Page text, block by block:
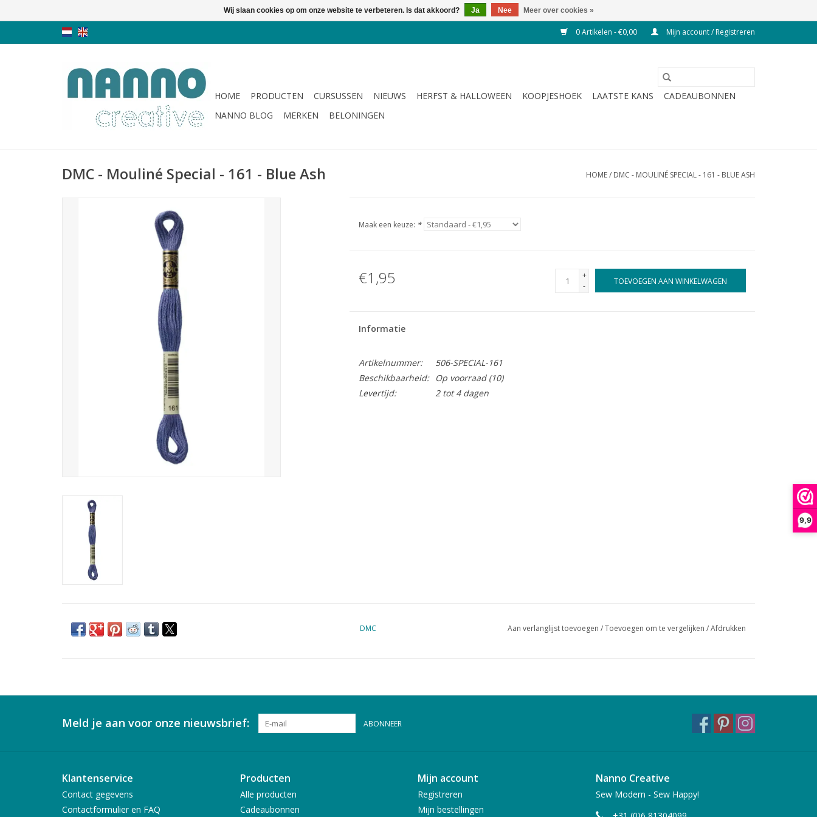
9,9
0 Artikelen - €0,00 Mijn account / Registreren
HOME PRODUCTEN CURSUSSEN NIEUWS HERFST & HALLOWEEN KOOPJESHOEK LAATSTE KANS
CADEAUBONNEN
NANNO BLOG
MERKEN BELONINGEN
DMC - Mouliné Special - 161 - Blue Ash HOME/ DMC - MOULINÉ SPECIAL - 161 - BLUE ASH
Maak een keuze: *
€1,95
+
-
TOEVOEGEN AAN WINKELWAGEN
Informatie
Artikelnummer:
506-SPECIAL-161
Beschikbaarheid:
Op voorraad(10)
Levertijd:
2 tot 4 dagen
DMC Aan verlanglijst toevoegen /Toevoegen om te vergelijken /Afdrukken
Meld je aan voor onze nieuwsbrief: ABONNEER
Klantenservice
Contact gegevens
Contactformulier en FAQ
Producten
Alle producten
Cadeaubonnen
Mijn account
Registreren
Mijn bestellingen
Nanno Creative
Sew Modern - Sew Happy!
Wij slaan cookies op om onze website te verbeteren. Is dat akkoord? Ja Nee Meer over cookies »